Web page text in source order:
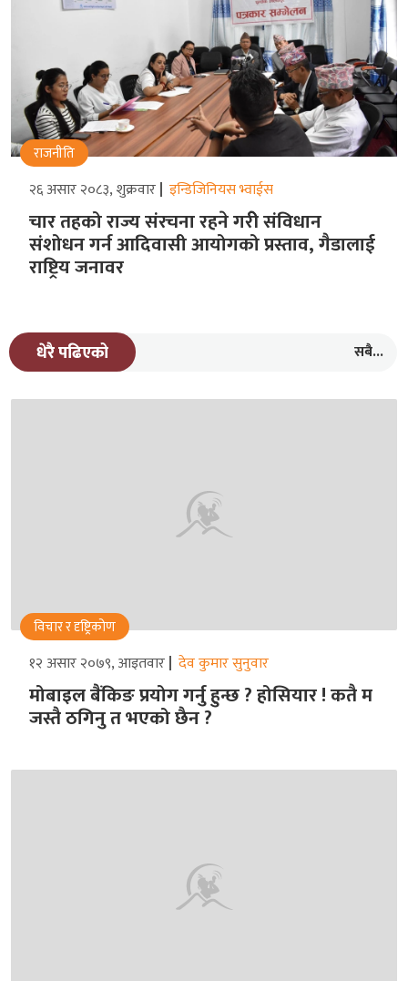
राजनीति
२६ असार २०८३, शुक्रवार इन्डिजिनियस भ्वाईस
चार तहको राज्य संरचना रहने गरीे संविधान
संशोधन गर्न आदिवासी आयोगको प्रस्ताव, गैडालाई
राष्ट्रिय जनावर
धेरै पढिएको सबै...
विचार र दृष्ट्रिकोण
१२ असार २०७९, आइतवार देव कुमार सुनुवार
मोबाइल बैंकिङ प्रयोग गर्नु हुन्छ ? होसियार ! कतै म
जस्तै ठगिनु त भएको छैन ?